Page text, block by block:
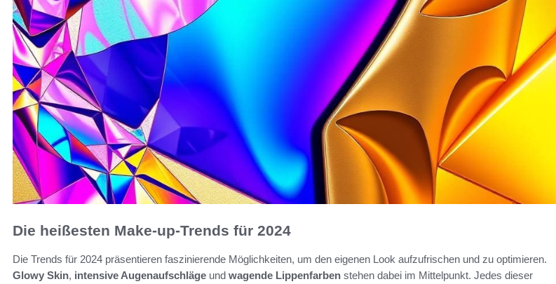
Die heißesten Make-up-Trends für 2024
Die Trends für 2024 präsentieren faszinierende Möglichkeiten, um den eigenen Look aufzufrischen und zu optimieren.
Glowy Skin, intensive Augenaufschläge und wagende Lippenfarben stehen dabei im Mittelpunkt. Jedes dieser